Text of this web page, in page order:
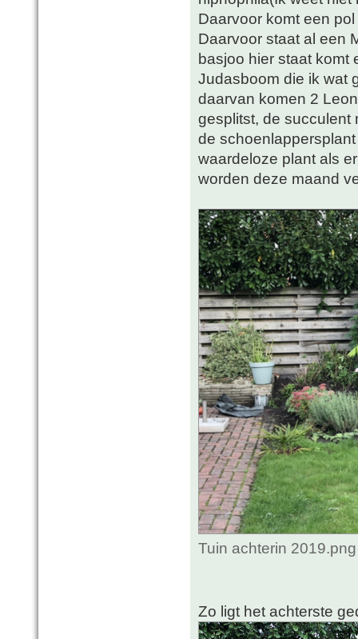
Daarvoor komt een
Daarvoor staat al een
basjoo hier staat komt
Judasboom die ik wat
daarvan komen 2
gesplitst, de succulent
de
waardeloze plant als
worden deze maand
Tuin achterin
Zo ligt het achterste